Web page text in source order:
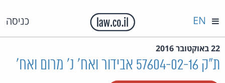
כניסה EN
22 באוקטובר 2016
ת"ק 57604-02-16 אבידור ואח' נ' מרום ואח'